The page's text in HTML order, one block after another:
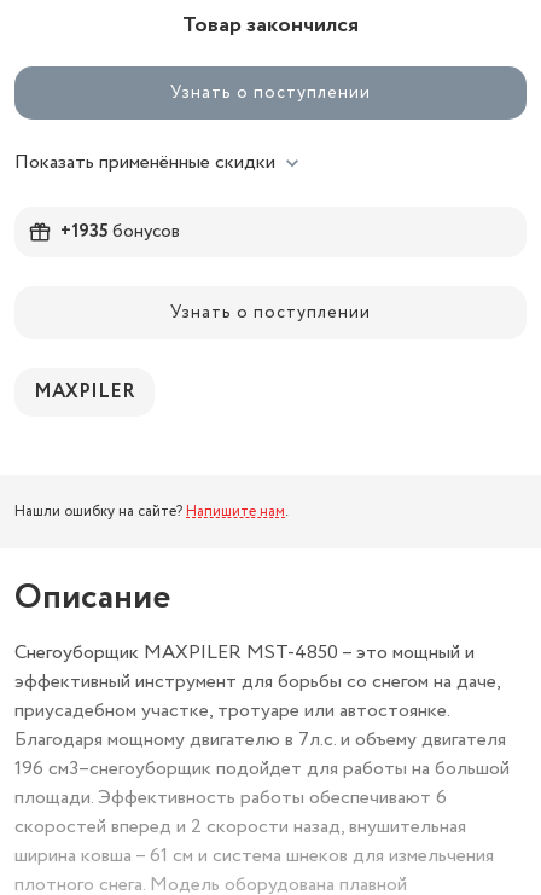
Товар закончился
Узнать о поступлении
Показать применённые скидки
+1935бонусов
Узнать о поступлении
MAXPILER
Нашли ошибку на сайте? Напишите нам.
Описание
Снегоуборщик MAXPILER MST-4850 – это мощный и
эффективный инструмент для борьбы со снегом на даче,
приусадебном участке, тротуаре или автостоянке.
Благодаря мощному двигателю в 7л.с. и объему двигателя
196 см3–снегоуборщик подойдет для работы на большой
площади. Эффективность работы обеспечивают 6
скоростей вперед и 2 скорости назад, внушительная
ширина ковша – 61 см и система шнеков для измельчения
плотного снега. Модель оборудована плавной